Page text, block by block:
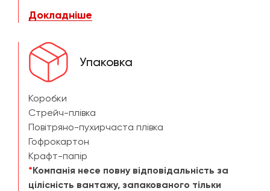
Докладніше
Упаковка
Коробки
Стрейч-плівка
Повітряно-пухирчаста плівка
Гофрокартон
Крафт-папір
*Компанія несе повну відповідальність за
цілісність вантажу, запакованого тільки